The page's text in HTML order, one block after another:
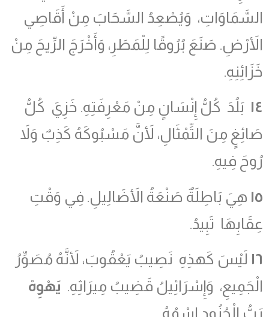
السَّمَاوَاتِ، وَيُصْعِدُ السَّحَابَ مِنْ أَقَاصِي
الأَرْضِ. صَنَعَ بُرُوقًا لِلْمَطَرِ، وَأَخْرَجَ الرِّيحَ مِنْ
خَزَائِنِهِ.
١٤ بَلُدَ كُلُّ إِنْسَانٍ مِنْ مَعْرِفَتِهِ. خَزِيَ كُلُّ
صَائِغٍ مِنَ التِّمْثَالِ، لأَنَّ مَسْبُوكَهُ كَذِبٌ وَلاَ
رُوحَ فِيهِ.
١٥ هِيَ بَاطِلَةٌ صَنْعَةُ الأَضَالِيلِ. فِي وَقْتِ
عِقَابِهَا تَبِيدُ.
١٦ لَيْسَ كَهذِهِ نَصِيبُ يَعْقُوبَ، لأَنَّهُ مُصَوِّرُ
الْجَمِيعِ، وَإِسْرَائِيلُ قَضِيبُ مِيرَاثِهِ. يَهْوِهْ
رَبُّ الْجُنُود اسْمُهُ.